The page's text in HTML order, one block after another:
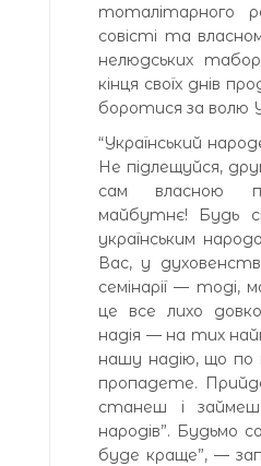
тоталітарного
совісті та
нелюдських
кінця своїх днів
боротися за волю
“Український
Не підлещуйся,
сам власною
майбутнє! Будь
українським
Вас, у
семінарії — тоді,
це все лихо
надія — на тих
нашу надію, що по
пропадете.
станеш і займеш
народів”. Будьмо
буде краще”, —